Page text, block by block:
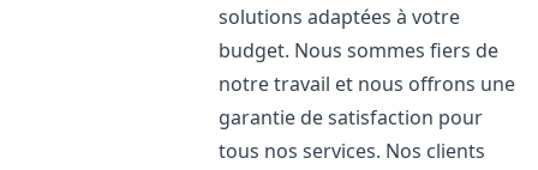
solutions adaptées à votre
budget. Nous sommes fiers de
notre travail et nous offrons une
garantie de satisfaction pour
tous nos services. Nos clients